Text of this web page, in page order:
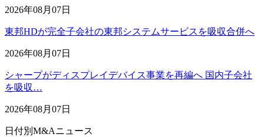
2026年08月07日
東邦HDが完全子会社の東邦システムサービスを吸収合併へ
2026年08月07日
シャープがディスプレイデバイス事業を再編へ 国内子会社
を吸収…
2026年08月07日
日付別M&Aニュース